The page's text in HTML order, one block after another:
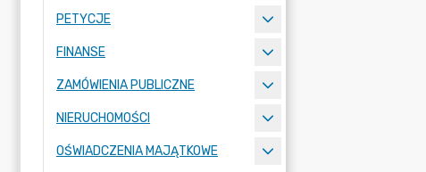
PETYCJE
FINANSE
ZAMÓWIENIA PUBLICZNE
NIERUCHOMOŚCI
OŚWIADCZENIA MAJĄTKOWE